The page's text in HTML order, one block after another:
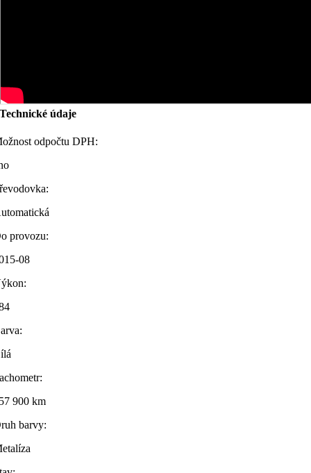
Technické údaje
odpočtu DPH:
provozu:
08
900 km
barvy: